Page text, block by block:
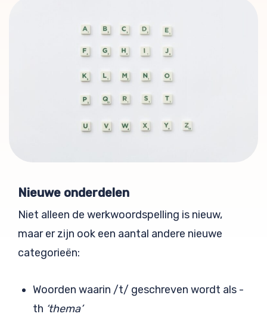
Nieuwe onderdelen
Niet alleen de werkwoordspelling is nieuw,
maar er zijn ook een aantal andere nieuwe
categorieën:
Woorden waarin /t/ geschreven wordt als -
th ‘thema’